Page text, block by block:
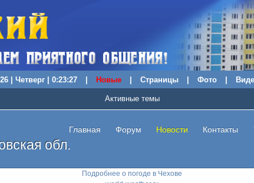
| Четверг | 0:23:28 Новые Страницы Фото
Подробнее о погоде в Чехове
обл.
Главная Форум Новости Контакты
Активные темы